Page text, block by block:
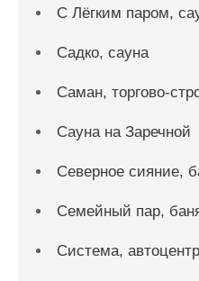
С Лёгким паром,
Садко, сауна
Саман, торгово-
Сауна на Заречной
Северное сияние,
Семейный пар,
Система, автоцентр